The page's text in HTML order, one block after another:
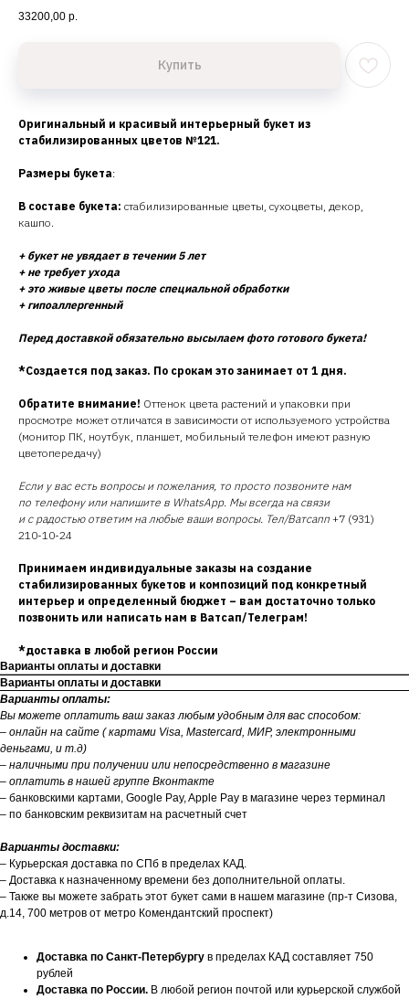
33200,00 р.
Купить
Оригинальный и красивый интерьерный букет из
стабилизированных цветов №121.
Размеры букета:
В составе букета: стабилизированные цветы, сухоцветы, декор,
кашпо.
+ букет не увядает в течении 5 лет
+ не требует ухода
+ это живые цветы после специальной обработки
+ гипоаллергенный
Перед доставкой обязательно высылаем фото готового букета!
*Создается под заказ. По срокам это занимает от 1 дня.
Обратите внимание! Оттенок цвета растений и упаковки при
просмотре может отличатся в зависимости от используемого устройства
(монитор ПК, ноутбук, планшет, мобильный телефон имеют разную
цветопередачу)
Если у вас есть вопросы и пожелания, то просто позвоните нам
по телефону или напишите в WhatsApp. Мы всегда на связи
и с радостью ответим на любые ваши вопросы. Тел/Ватсапп+7 (931)
210-10-24
Принимаем индивидуальные заказы на создание
стабилизированных букетов и композиций под конкретный
интерьер и определенный бюджет – вам достаточно только
позвонить или написать нам в Ватсап/Телеграм!
*доставка в любой регион России
Варианты оплаты и доставки
Варианты оплаты и доставки
Варианты оплаты:
Вы можете оплатить ваш заказ любым удобным для вас способом:
– онлайн на сайте ( картами Visa, Mastercard, МИР, электронными
деньгами, и т.д)
– наличными при получении или непосредственно в магазине
– оплатить в нашей группе Вконтакте
– банковскими картами, Google Pay, Apple Pay в магазине через терминал
– по банковским реквизитам на расчетный счет
Варианты доставки:
– Курьерская доставка по СПб в пределах КАД.
– Доставка к назначенному времени без дополнительной оплаты.
– Также вы можете забрать этот букет сами в нашем магазине (пр-т Сизова,
д.14, 700 метров от метро Комендантский проспект)
Доставка по Санкт-Петербургу в пределах КАД составляет 750
рублей
Доставка по России. В любой регион почтой или курьерской службой